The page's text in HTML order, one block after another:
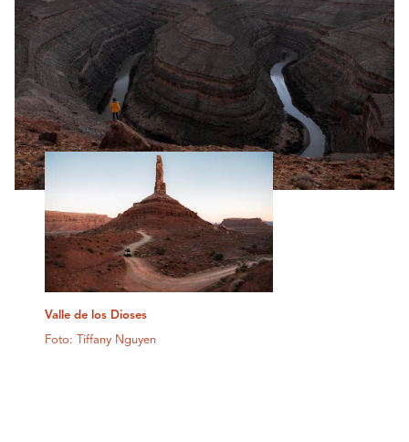
Valle de los Dioses
Foto: Tiffany Nguyen